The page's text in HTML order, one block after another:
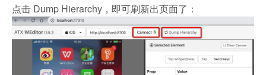
点击 Dump Hierarchy，即可刷新出页面了：